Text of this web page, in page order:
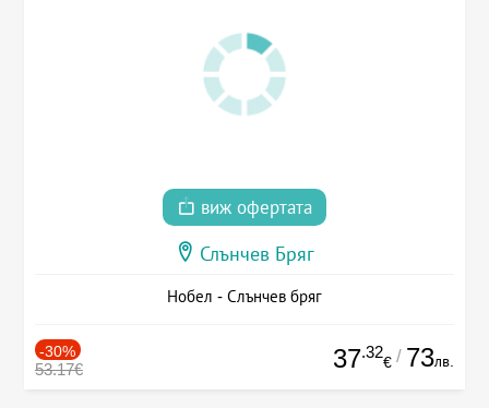
виж офертата
Слънчев Бряг
Нобел - Слънчев бряг
-30%
53.17€ 37.32
€ / 73лв.